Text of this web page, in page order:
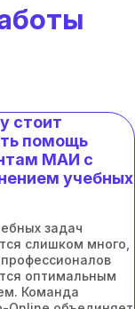
стоит
помощь
МАИ с
учебных
задач
слишком много,
оптимальным
Команда